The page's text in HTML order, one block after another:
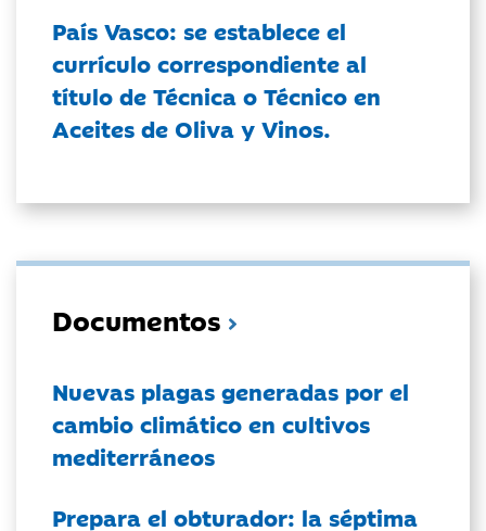
País Vasco: se establece el
currículo correspondiente al
título de Técnica o Técnico en
Aceites de Oliva y Vinos.
Documentos
Nuevas plagas generadas por el
cambio climático en cultivos
mediterráneos
Prepara el obturador: la séptima